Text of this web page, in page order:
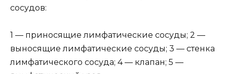
сосудов:
1 — приносящие лимфатические сосуды; 2 —
выносящие лимфатические сосуды; 3 — стенка
лимфатического сосуда; 4 — клапан; 5 —